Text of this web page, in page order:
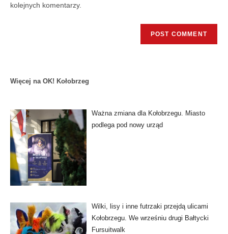
kolejnych komentarzy.
Więcej na OK! Kołobrzeg
Ważna zmiana dla Kołobrzegu. Miasto
podlega pod nowy urząd
Wilki, lisy i inne futrzaki przejdą ulicami
Kołobrzegu. We wrześniu drugi Bałtycki
Fursuitwalk